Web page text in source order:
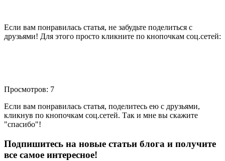
Если вам понравилась статья, не забудьте поделиться с
друзьями! Для этого просто кликните по кнопочкам соц.сетей:
Просмотров: 7
Если вам понравилась статья, поделитесь ею с друзьями,
кликнув по кнопочкам соц.сетей. Так и мне вы скажите
"спасибо"!
Подпишитесь на новые статьи блога и получите
все самое интересное!